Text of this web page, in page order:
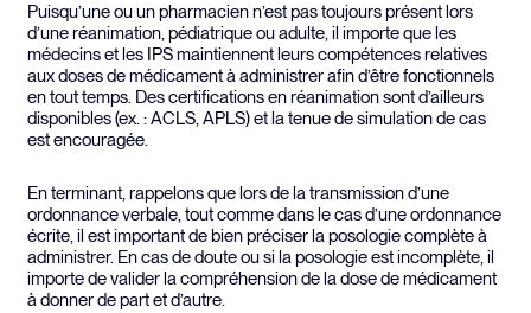
Puisqu’une ou un pharmacien n’est pas toujours présent lors
d’une réanimation, pédiatrique ou adulte, il importe que les
médecins et les IPS maintiennent leurs compétences relatives
aux doses de médicament à administrer afin d’être fonctionnels
en tout temps. Des certifications en réanimation sont d’ailleurs
disponibles (ex. : ACLS, APLS) et la tenue de simulation de cas
est encouragée.
En terminant, rappelons que lors de la transmission d’une
ordonnance verbale, tout comme dans le cas d’une ordonnance
écrite, il est important de bien préciser la posologie complète à
administrer. En cas de doute ou si la posologie est incomplète, il
importe de valider la compréhension de la dose de médicament
à donner de part et d’autre.